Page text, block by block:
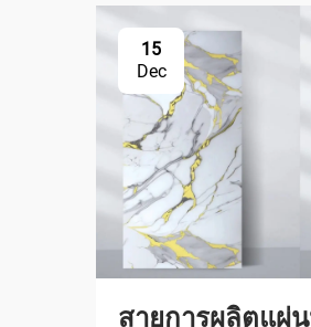
15
Dec
สายการผลิตแผ่